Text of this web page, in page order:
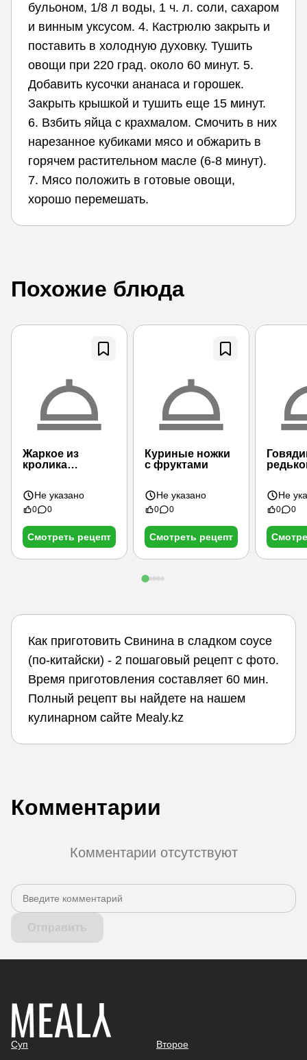
бульоном, 1/8 л воды, 1 ч. л. соли, сахаром
и винным уксусом. 4. Кастрюлю закрыть и
поставить в холодную духовку. Тушить
овощи при 220 град. около 60 минут. 5.
Добавить кусочки ананаса и горошек.
Закрыть крышкой и тушить еще 15 минут.
6. Взбить яйца с крахмалом. Смочить в них
нарезанное кубиками мясо и обжарить в
горячем растительном масле (6-8 минут).
7. Мясо положить в готовые овощи,
хорошо перемешать.
Похожие блюда
Жаркое из
кролика
Не указано
0 0
Смотреть рецепт
Куриные ножки
с фруктами
Не указано
0 0
Смотреть рецепт
Не
0 0
Как приготовить Свинина в сладком соусе
(по-китайски) - 2 пошаговый рецепт с фото.
Время приготовления составляет 60 мин.
Полный рецепт вы найдете на нашем
кулинарном сайте Mealy.kz
Комментарии
Комментарии отсутствуют
Суп
Второе